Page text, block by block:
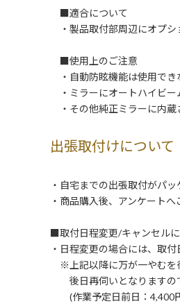
■適合について
・製品取付部周辺にオプシ
■使用上のご注意
・自動防眩機能は使用でき
・ミラーにオートハイビー
・その他純正ミラーに内蔵
出張取付けについて
・自宅までの出張取付がパ
・商品購入後、アンケート
■取付日程変更/キャンセル
・日程変更の場合には、取
※上記以降に万が一やむを
後日再伺いとなりますの
(作業予定日前日：4,400